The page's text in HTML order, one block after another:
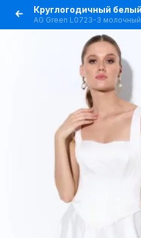
AG Green L0723-3 молочный